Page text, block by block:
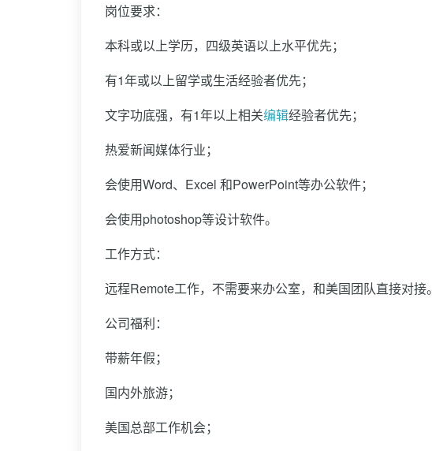
岗位要求：
本科或以上学历，四级英语以上水平优先；
有1年或以上留学或生活经验者优先；
文字功底强，有1年以上相关编辑经验者优先；
热爱新闻媒体行业；
会使用Word、Excel 和PowerPoint等办公软件；
会使用photoshop等设计软件。
工作方式：
远程Remote工作，不需要来办公室，和美国团队直接对接。
公司福利：
带薪年假；
国内外旅游；
美国总部工作机会；